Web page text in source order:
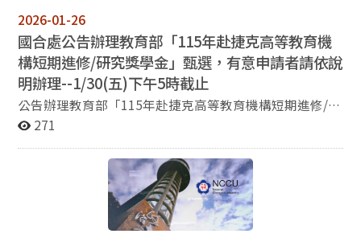
2026-01-26
國合處公告辦理教育部「115年赴捷克高等教育機
構短期進修/研究獎學金」甄選，有意申請者請依說
明辦理--1/30(五)下午5時截止
公告辦理教育部「115年赴捷克高等教育機構短期進修/研
究獎學金」甄選，有意申請者請依說明辦理--1/30(五)下
(三)字第1152500105號函辦理。。 2. 旨揭獎學金由「捷
克教育、青年及體育部」提供，受獎者應於115年 9 月或
10 月起赴捷克高等教育機構進行 5 個月或 10 個月之進修/
研究，申請規定及其他應遵守事項，請參考甄選簡章，如
271